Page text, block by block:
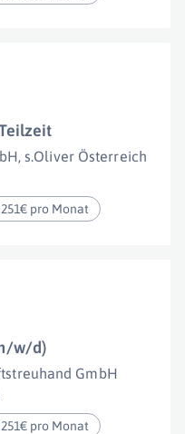
s.Oliver Österreich
pro Monat
w/d)
GmbH
pro Monat